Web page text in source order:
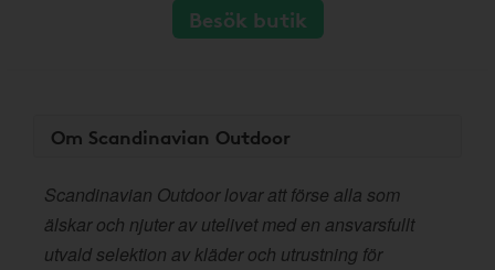
Besök butik
Om Scandinavian Outdoor
Scandinavian Outdoor lovar att förse alla som
älskar och njuter av utelivet med en ansvarsfullt
utvald selektion av kläder och utrustning för